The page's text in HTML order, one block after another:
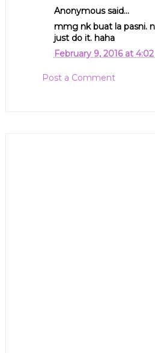
Anonymous said...
mmg nk buat la pasni.
just do it. haha
February 9, 2016 at
Post a Comment